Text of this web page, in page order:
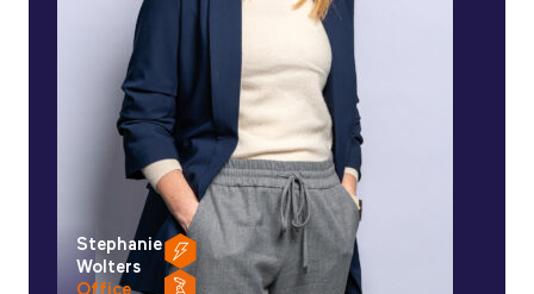
Stephanie
Wolters
Office